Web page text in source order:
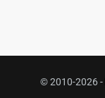
© 2010-2026 -